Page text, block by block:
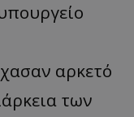
αρκετό
των